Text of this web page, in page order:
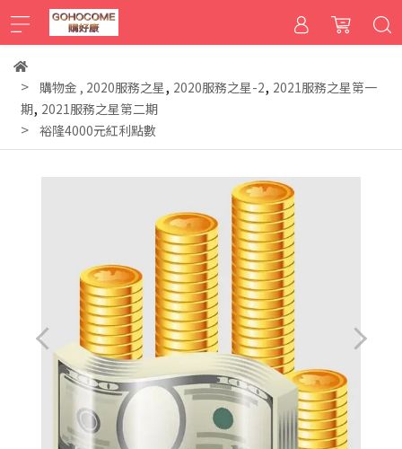
購物金 , 2020服務之星, 2020服務之星-2, 2021服務之星第一
期, 2021服務之星第二期
裕隆4000元紅利點數